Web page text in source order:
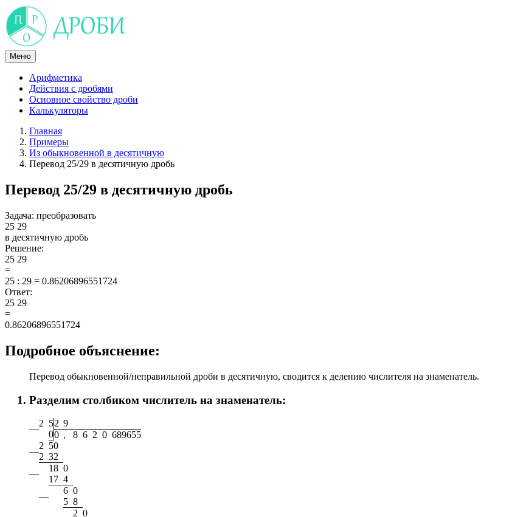
Skip
to
content
Меню
Арифметика
Действия с дробями
Основное свойство дроби
Калькуляторы
Главная
Примеры
Из обыкновенной в десятичную
Перевод 25/29 в десятичную дробь
Перевод 25/29 в десятичную дробь
Задача: преобразовать
25 29
в десятичную дробь
Решение:
25 29
=
25 : 29 = 0.86206896551724
Ответ:
25 29
=
0.86206896551724
Подробное объяснение:
Перевод обыкновенной/неправильной дроби в десятичную, сводится к делению числителя на знаменатель.
Разделим столбиком числитель на знаменатель:
—
2 52 9
00 , 8 6 2 0 689655
—
2 50
2 32
—
18 0
1 7 4
—
6 0
5 8
2 0